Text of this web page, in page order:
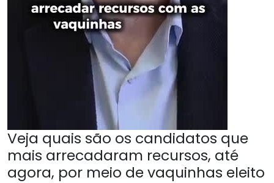
Veja quais são os candidatos que
mais arrecadaram recursos, até
agora, por meio de vaquinhas eleito